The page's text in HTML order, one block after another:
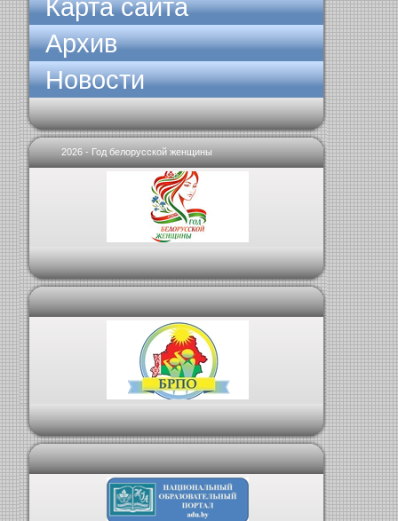
Карта сайта
Архив
Новости
2026 - Год белорусской женщины